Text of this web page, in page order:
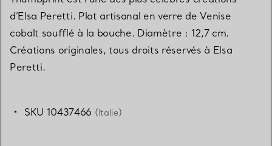
d’Elsa Peretti. Plat artisanal en verre de Venise
cobalt soufflé à la bouche. Diamètre : 12,7 cm.
Créations originales, tous droits réservés à Elsa
Peretti.
SKU 10437466 (Italie)